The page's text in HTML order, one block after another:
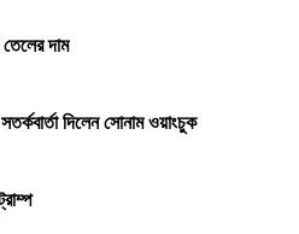
দাম
দিলেন সোনাম ওয়াংচুক